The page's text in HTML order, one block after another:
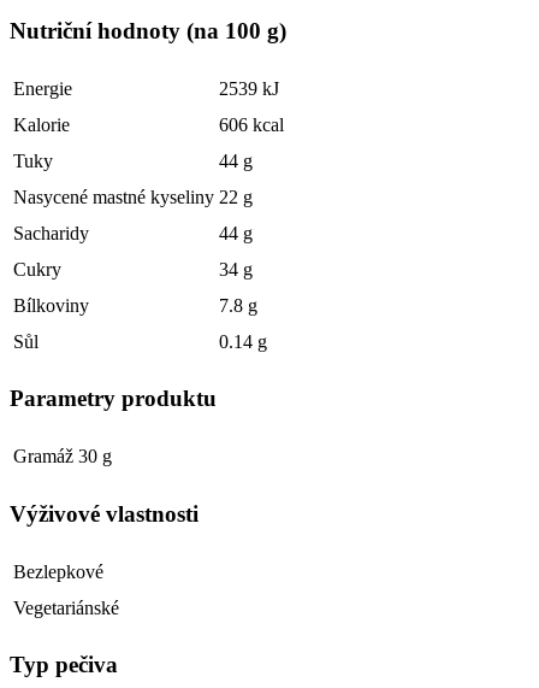
Nutriční hodnoty (na 100 g)
Energie
2539 kJ
Kalorie
606 kcal
Tuky
44 g
Nasycené mastné kyseliny 22 g
Sacharidy
44 g
Cukry
34 g
Bílkoviny
7.8 g
Sůl
0.14 g
Parametry produktu
Gramáž 30 g
Výživové vlastnosti
Bezlepkové
Vegetariánské
Typ pečiva